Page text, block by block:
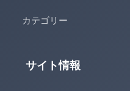
カテゴリー
サイト情報